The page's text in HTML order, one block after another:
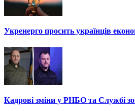
Укренерго просить українців
Кадрові зміни у РНБО та Службі